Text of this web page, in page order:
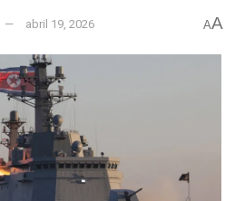
abril 19, 2026 AA